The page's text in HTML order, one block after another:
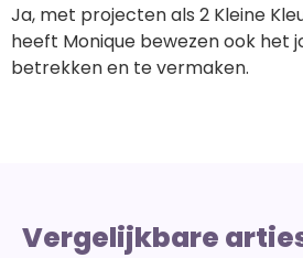
Ja, met projecten als 2 Kleine
heeft Monique bewezen ook het
betrekken en te vermaken.
Vergelijkbare